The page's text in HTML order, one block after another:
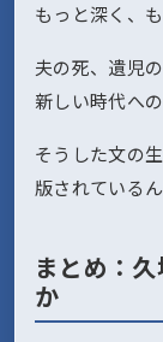
もっと深く、
夫の死、遺児
新しい時代への
そうした文の
版されているん
まとめ：
か